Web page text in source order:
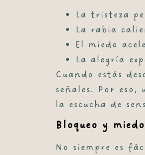
La tristeza
La rabia
El miedo
La alegría
Cuando estás
señales. Por eso,
la escucha de
Bloqueo y
No siempre es